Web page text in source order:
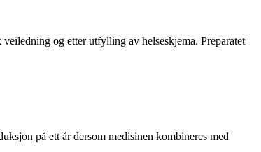
og etter utfylling av helseskjema. Preparatet
på ett år dersom medisinen kombineres med